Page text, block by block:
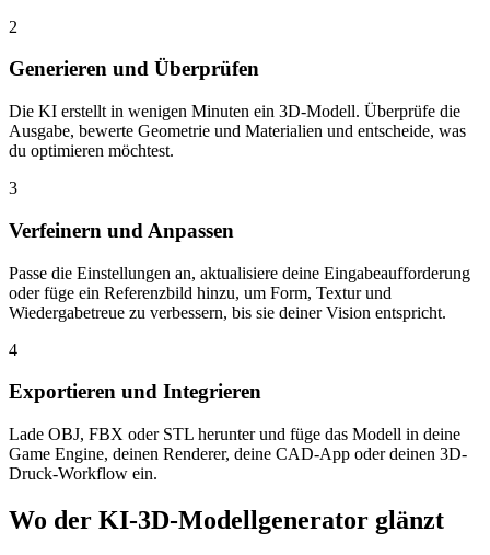
2
Generieren und Überprüfen
Die KI erstellt in wenigen Minuten ein 3D-Modell. Überprüfe die
Ausgabe, bewerte Geometrie und Materialien und entscheide, was
du optimieren möchtest.
3
Verfeinern und Anpassen
Passe die Einstellungen an, aktualisiere deine Eingabeaufforderung
oder füge ein Referenzbild hinzu, um Form, Textur und
Wiedergabetreue zu verbessern, bis sie deiner Vision entspricht.
4
Exportieren und Integrieren
Lade OBJ, FBX oder STL herunter und füge das Modell in deine
Game Engine, deinen Renderer, deine CAD-App oder deinen 3D-
Druck-Workflow ein.
Wo der KI-3D-Modellgenerator glänzt